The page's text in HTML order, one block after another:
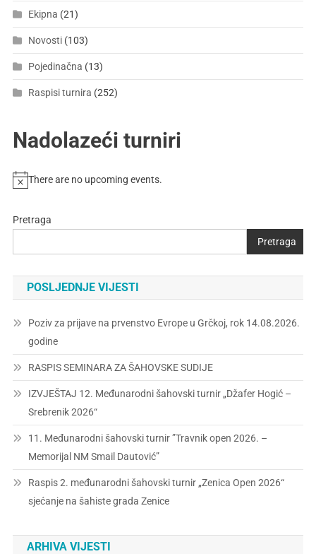
Ekipna (21)
Novosti(103)
Pojedinačna (13)
Raspisi turnira (252)
Nadolazeći turniri
There are no upcoming events.
Pretraga
Pretraga
POSLJEDNJE VIJESTI
Poziv za prijave na prvenstvo Evrope u Grčkoj, rok 14.08.2026.
godine
RASPIS SEMINARA ZA ŠAHOVSKE SUDIJE
IZVJEŠTAJ 12. Međunarodni šahovski turnir „Džafer Hogić –
Srebrenik 2026“
11. Međunarodni šahovski turnir ”Travnik open 2026. –
Memorijal NM Smail Dautović”
Raspis 2. međunarodni šahovski turnir „Zenica Open 2026“
sjećanje na šahiste grada Zenice
ARHIVA VIJESTI